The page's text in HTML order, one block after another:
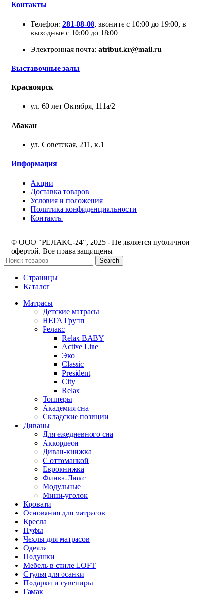
Контакты
Телефон: 281-08-08, звоните с 10:00 до 19:00, в
выходные с 10:00 до 18:00
Электронная почта: atribut.kr@mail.ru
Выставочные залы
Красноярск
ул. 60 лет Октября, 111а/2
Абакан
ул. Советская, 211, к.1
Информация
Акции
Доставка товаров
Условия и положения
Политика конфиденциальности
Контакты
© ООО "РЕЛАКС-24", 2025 - Не является публичной
офертой. Все права защищены
Search
Страницы
Каталог
Матрасы
Детские матрасы
НЕГА Групп
Релакс
Relax BABY
Active Line
Эко
Classic
President
City
Relax
Топперы
Академия сна
Складские позиции
Диваны
Для ежедневного сна
Аккордеон
Диван-книжка
С оттоманкой
Еврокнижка
Финка-Люкс
Модульные
Мини-уголок
Кровати
Основания для матрасов
Кресла
Пуфы
Чехлы для матрасов
Одеяла
Подушки
Мебель в стиле LOFT
Стулья для осанки
Подарки и сувениры
Гамак